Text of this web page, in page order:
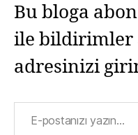
Bu bloga
ile bildirimler
adresinizi
E-postanızı yazın…